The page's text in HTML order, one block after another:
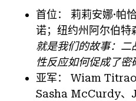
首位： 莉莉安娜·帕
诺；纽约州阿尔伯特
就是我们的故事：二
性反应如何促成了密
亚军： Wiam
Sasha McCurdy、